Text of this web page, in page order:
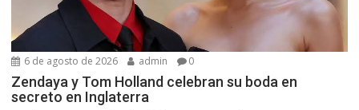
6 de agosto de 2026 admin 0
Zendaya y Tom Holland celebran su boda en
secreto en Inglaterra